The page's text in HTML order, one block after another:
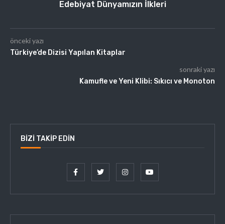
Edebiyat Dünyamızın İlkleri
önceki yazı
Türkiye’de Dizisi Yapılan Kitaplar
sonraki yazı
Kamufle ve Yeni Klibi: Sıkıcı ve Monoton
BIZI TAKIP EDIN